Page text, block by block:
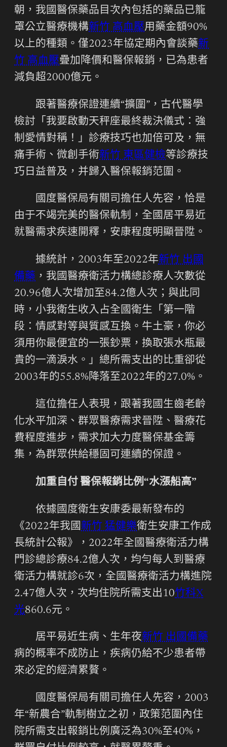
朝，我國醫保藥品目次內包括的藥品已籠
罩公立醫療機構新竹 高血壓用藥金額90%
以上的種類。僅2023年協定期內會談藥新
竹 高血壓疊加降價和醫保報銷，已為患者
減負超2000億元。
跟著醫療保證連續“擴圍”，古代醫學
檢討「我要啟動天秤座最終裁決儀式：強
制愛情對稱！」診療技巧也加倍可及，無
痛手術、微創手術新竹 東區健檢等診療技
巧日益普及，并歸入醫保報銷范圍。
國度醫保局有關司擔任人先容，恰是
由于不竭完美的醫保軌制，全國居平易近
就醫需求疾速開釋，安康程度明顯晉陞。
據統計，2003年至2022年新竹 出國
備藥 ，我國醫療衛活力構總診療人次數從
20.96億人次增加至84.2億人次；與此同
時，小我衛生收入占全國衛生「第一階
段：情感對等與質感互換。牛土豪，你必
須用你最便宜的一張鈔票，換取張水瓶最
貴的一滴淚水。」總所需支出的比重卻從
2003年的55.8%降落至2022年的27.0%。
這位擔任人表現，跟著我國生齒老齡
化水平加深、群眾醫療需求晉陞、醫療花
費程度進步，需求加大力度醫保基金籌
集，為群眾供給穩固可連續的保證。
加重自付 醫保報銷比例“水漲船高”
依據國度衛生安康委最新發布的
《2022年我國新竹 猛健樂衛生安康工作成
長統計公報》，2022年全國醫療衛活力構
門診總診療84.2億人次，均勻每人到醫療
衛活力構就診6次，全國醫療衛活力構進院
2.47億人次，次均住院所需支出10竹科X
光860.6元。
居平易近生病、生年夜新竹 出國備藥
病的概率不成防止，疾病仍給不少患者帶
來必定的經濟累贅。
國度醫保局有關司擔任人先容，2003
年“新農合”軌制樹立之初，政策范圍內住
院所需支出報銷比例廣泛為30%至40%，